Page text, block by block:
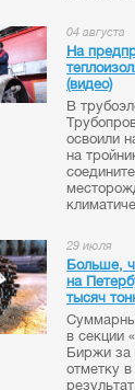
04 августа
На
(видео)
В
освоили
на
29 июля
Больше,
на
тысяч
в секции
Биржи за
отметку